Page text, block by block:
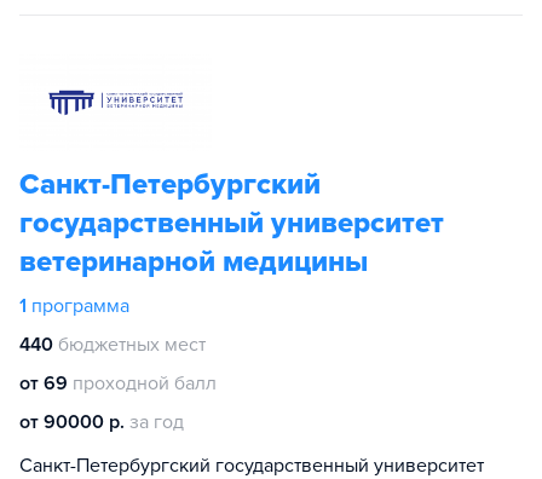
Санкт-Петербургский
государственный университет
ветеринарной медицины
1 программа
440 бюджетных мест
от 69 проходной балл
от 90000 р. за год
Санкт-Петербургский государственный университет